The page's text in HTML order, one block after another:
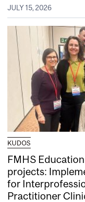
JULY 15, 2026
KUDOS
FMHS
projects:
for
Practitioner